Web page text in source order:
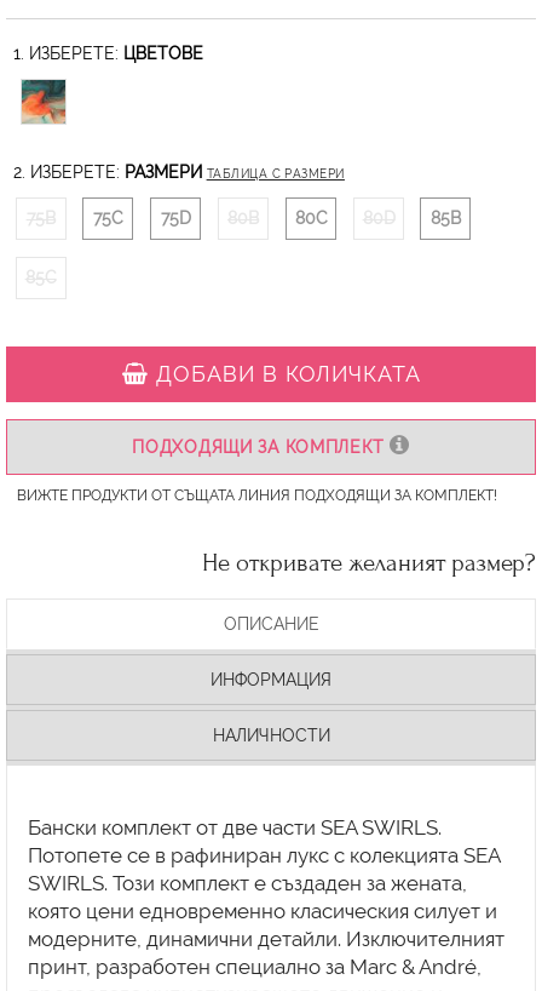
1. ИЗБЕРЕТЕ: ЦВЕТОВЕ
2. ИЗБЕРЕТЕ: РАЗМЕРИ ТАБЛИЦА С РАЗМЕРИ
75B 75C 75D 80B 80C 80D 85B
85C
ДОБАВИ В КОЛИЧКАТА
ПОДХОДЯЩИ ЗА КОМПЛЕКТ
ВИЖТЕ ПРОДУКТИ ОТ СЪЩАТА ЛИНИЯ ПОДХОДЯЩИ ЗА КОМПЛЕКТ!
Не откривате желаният размер?
ОПИСАНИЕ
ИНФОРМАЦИЯ
НАЛИЧНОСТИ
Бански комплект от две части SEA SWIRLS.
Потопете се в рафиниран лукс с колекцията SEA
SWIRLS. Този комплект е създаден за жената,
която цени едновременно класическия силует и
модерните, динамични детайли. Изключителният
принт, разработен специално за Marc & André,